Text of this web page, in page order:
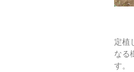
定植
なる
す。